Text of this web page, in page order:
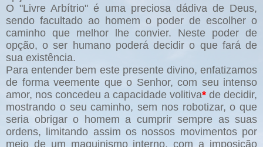
O "Livre Arbítrio" é uma preciosa dádiva de Deus,
sendo facultado ao homem o poder de escolher o
caminho que melhor lhe convier. Neste poder de
opção, o ser humano poderá decidir o que fará de
sua existência.
Para entender bem este presente divino, enfatizamos
de forma veemente que o Senhor, com seu intenso
amor, nos concedeu a capacidade volitiva* de decidir,
mostrando o seu caminho, sem nos robotizar, o que
seria obrigar o homem a cumprir sempre as suas
ordens, limitando assim os nossos movimentos por
meio de um maquinismo interno, com a imposição